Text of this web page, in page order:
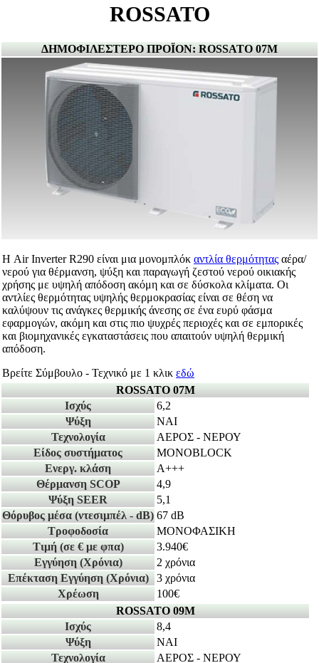
ROSSATO
ΔΗΜΟΦΙΛΕΣΤΕΡΟ ΠΡΟΪΟΝ: ROSSATO 07Μ
Η Air Inverter R290 είναι μια μονομπλόκ αντλία θερμότητας αέρα/
νερού για θέρμανση, ψύξη και παραγωγή ζεστού νερού οικιακής
χρήσης με υψηλή απόδοση ακόμη και σε δύσκολα κλίματα. Οι
αντλίες θερμότητας υψηλής θερμοκρασίας είναι σε θέση να
καλύψουν τις ανάγκες θερμικής άνεσης σε ένα ευρύ φάσμα
εφαρμογών, ακόμη και στις πιο ψυχρές περιοχές και σε εμπορικές
και βιομηχανικές εγκαταστάσεις που απαιτούν υψηλή θερμική
απόδοση.
Βρείτε Σύμβουλο - Τεχνικό με 1 κλικ εδώ
ROSSATO 07Μ
Ισχύς
6,2
Ψύξη
ΝΑΙ
Τεχνολογία
ΑΕΡΟΣ - ΝΕΡΟΥ
Είδος συστήματος
MONOBLOCK
Ενεργ. κλάση
A+++
Θέρμανση SCOP
4,9
Ψύξη SEER
5,1
Θόρυβος μέσα (ντεσιμπέλ - dB) 67 dB
Τροφοδοσία
ΜΟΝΟΦΑΣΙΚΗ
Τιμή (σε € με φπα)
3.940€
Εγγύηση (Χρόνια)
2 χρόνια
Επέκταση Εγγύηση (Χρόνια)
3 χρόνια
Χρέωση
100€
ROSSATO 09Μ
Ισχύς
8,4
Ψύξη
ΝΑΙ
Τεχνολογία
ΑΕΡΟΣ - ΝΕΡΟΥ